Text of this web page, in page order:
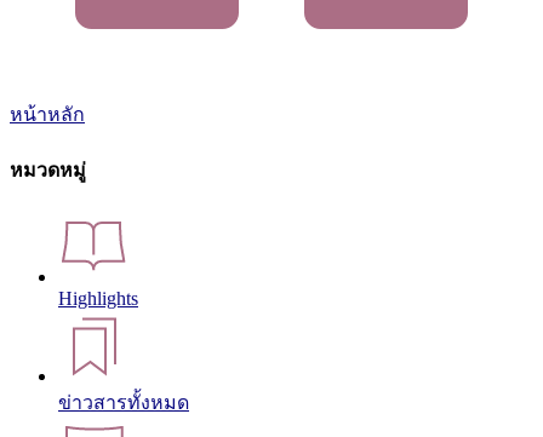
หน้าหลัก
หมวดหมู่
Highlights
ข่าวสารทั้งหมด